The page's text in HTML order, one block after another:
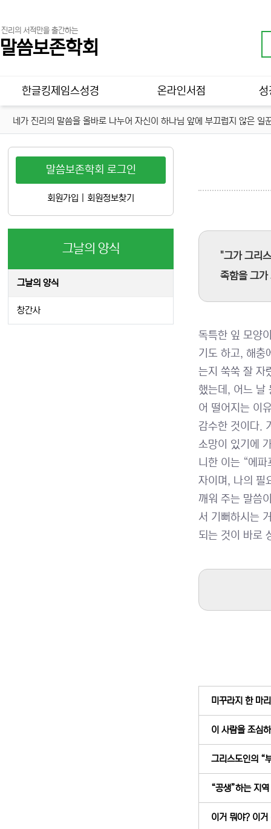
진리의 서적만을 출간하는
말씀보존학회
메인 메뉴
한글킹제임스성경 온라인서점 성
네가 진리의 말씀을 올바로 나누어 자신이 하나님 앞에 부끄럽지 않은
"그가 그리
족함을 그
독특한 잎 모양
기도 하고, 해충
는지 쑥쑥 잘 자
했는데, 어느 날
어 떨어지는 이
감수한 것이다.
소망이 있기에
니한 이는 “에
자이며, 나의 필
깨워 주는 말씀
서 기뻐하시는
되는 것이 바로
미꾸라지 한 마
이 사람을 조심
그리스도인의 “
“공생”하는 지
이거 뭐야? 이
말씀보존학회 로그인
회원가입 회원정보찾기
그날의 양식
그날의 양식
창간사